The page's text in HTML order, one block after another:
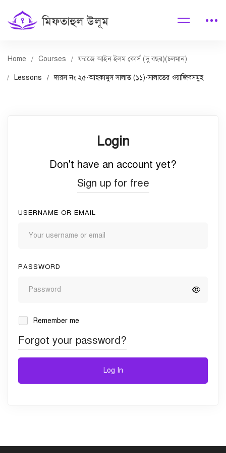
Home Courses ফরজে আইন ইলম কোর্স (দু বছর)(চলমান)
Lessons দারস নং ২৫-আহকামুস সালাত (১১)-সালাতের ওয়াজিবসমুহ
Login
Don't have an account yet?
Sign up for free
USERNAME OR EMAIL
PASSWORD
Remember me
Forgot your password?
Log In